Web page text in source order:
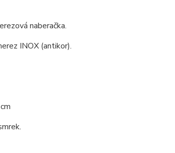
naberačka.
INOX (antikor).